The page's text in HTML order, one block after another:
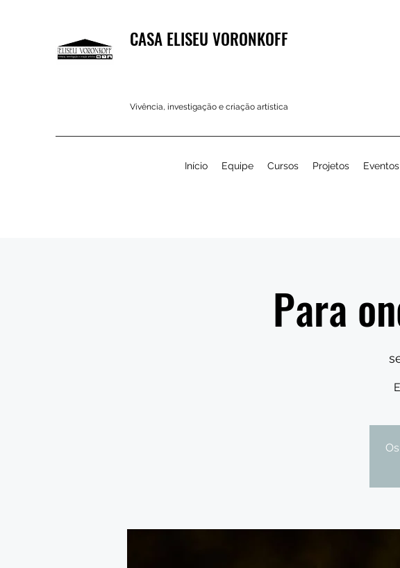
CASA ELISEU VORONKOFF
Vivência, investigação e criação artística
Início Equipe Cursos Projetos Eventos
Para